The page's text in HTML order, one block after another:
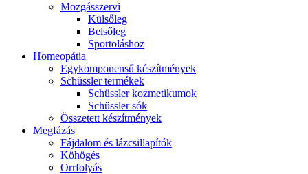
Mozgásszervi
Külsőleg
Belsőleg
Sportoláshoz
Homeopátia
Egykomponensű készítmények
Schüssler termékek
Schüssler kozmetikumok
Schüssler sók
Összetett készítmények
Megfázás
Fájdalom és lázcsillapítók
Köhögés
Orrfolyás